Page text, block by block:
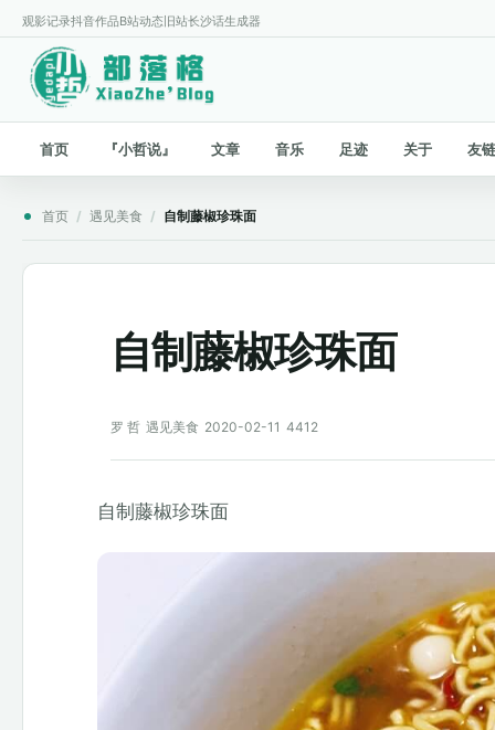
观影记录抖音作品B站动态 旧站长沙话生成器
首页 『小哲说』 文章 音乐 足迹 关于 友链
首页 / 遇见美食 / 自制藤椒珍珠面
自制藤椒珍珠面
罗 哲 遇见美食 2020-02-11 4412
自制藤椒珍珠面